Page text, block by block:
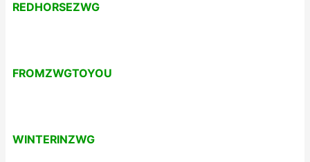
REDHORSEZWG
FROMZWGTOYOU
WINTERINZWG